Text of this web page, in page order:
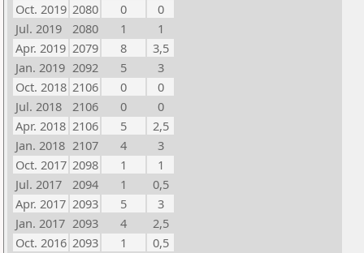
Oct. 2019 2080 0
0
Jul. 2019
2080 1
1
Apr. 2019 2079 8
3,5
Jan. 2019 2092 5
3
Oct. 2018 2106 0
0
Jul. 2018
2106 0
0
Apr. 2018 2106 5
2,5
Jan. 2018 2107 4
3
Oct. 2017 2098 1
1
Jul. 2017
2094 1
0,5
Apr. 2017 2093 5
3
Jan. 2017 2093 4
2,5
Oct. 2016 2093 1
0,5